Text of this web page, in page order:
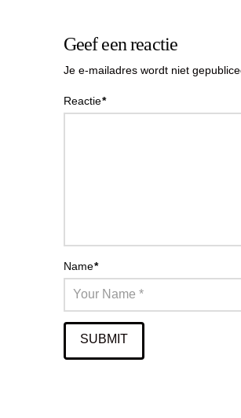
Geef een reactie
Je e-mailadres wordt niet
Reactie*
Name*